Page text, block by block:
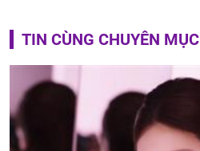
TIN CÙNG CHUYÊN MỤC